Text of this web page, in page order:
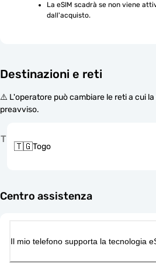
La eSIM scadrà se non viene
dall'acquisto.
Destinazioni e reti
⚠️ L'operatore può cambiare le reti a cui
preavviso.
T
🇹🇬Togo
Centro assistenza
Il mio telefono supporta la tecnologia